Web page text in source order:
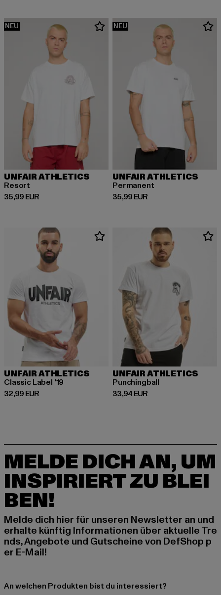
NEU
UNFAIR ATHLETICS
Resort
35,99 EUR
Derzeitiger Preis: 35,99 EUR
NEU
UNFAIR ATHLETICS
Permanent
35,99 EUR
Derzeitiger Preis: 35,99 EUR
UNFAIR ATHLETICS
Classic Label '19
32,99 EUR
Derzeitiger Preis: 32,99 EUR
UNFAIR ATHLETICS
Punchingball
33,94 EUR
Derzeitiger Preis: 33,94 EUR
MELDE DICH AN, UM
INSPIRIERT ZU BLEI
BEN!
Melde dich hier für unseren Newsletter an und
erhalte künftig Informationen über aktuelle Tre
nds, Angebote und Gutscheine von DefShop p
er E-Mail!
An welchen Produkten bist du interessiert?